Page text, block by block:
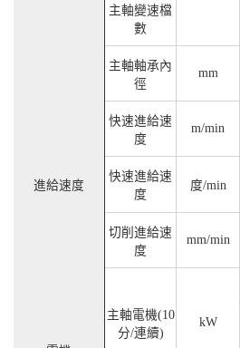
主軸變速檔
數
主軸軸承內
徑
mm
進給速度
快速進給速
度
m/min
快速進給速
度
度/min
切削進給速
度
mm/min
主軸電機(10
分/連續)
kW